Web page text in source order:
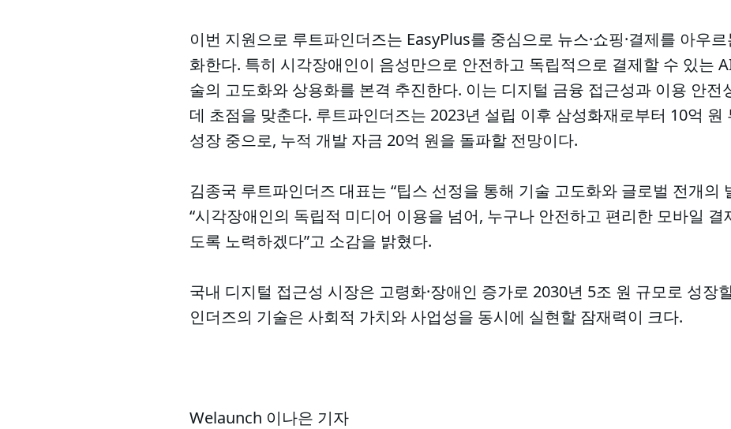
이번 지원으로 루트파인더즈는 EasyPlus를 중심으로 뉴스·쇼핑·결제를 아우
화한다. 특히 시각장애인이 음성만으로 안전하고 독립적으로 결제할 수 있는
술의 고도화와 상용화를 본격 추진한다. 이는 디지털 금융 접근성과 이용 안전
데 초점을 맞춘다. 루트파인더즈는 2023년 설립 이후 삼성화재로부터 10억 원
성장 중으로, 누적 개발 자금 20억 원을 돌파할 전망이다.
김종국 루트파인더즈 대표는 “팁스 선정을 통해 기술 고도화와 글로벌 전개의
“시각장애인의 독립적 미디어 이용을 넘어, 누구나 안전하고 편리한 모바일 결
도록 노력하겠다”고 소감을 밝혔다.
국내 디지털 접근성 시장은 고령화·장애인 증가로 2030년 5조 원 규모로 성장
인더즈의 기술은 사회적 가치와 사업성을 동시에 실현할 잠재력이 크다.
Welaunch 이나은 기자